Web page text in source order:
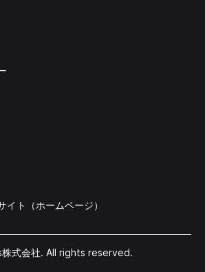
ト（ホームページ）
式会社. All rights reserved.